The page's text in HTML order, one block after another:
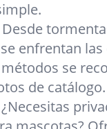
Desde
enfrentan
se
de catálogo.
¿Necesitas